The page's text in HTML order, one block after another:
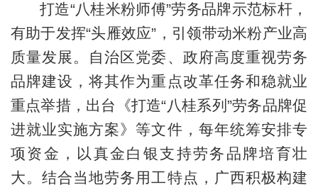
打造“八桂米粉师傅”劳务品牌示范标杆，
有助于发挥“头雁效应”，引领带动米粉产业高
质量发展。自治区党委、政府高度重视劳务
品牌建设，将其作为重点改革任务和稳就业
重点举措，出台《打造“八桂系列”劳务品牌促
进就业实施方案》等文件，每年统筹安排专
项资金，以真金白银支持劳务品牌培育壮
大。结合当地劳务用工特点，广西积极构建